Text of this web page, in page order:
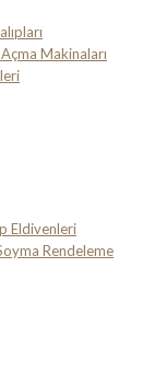
Makinaları
Eldivenleri
Rendeleme